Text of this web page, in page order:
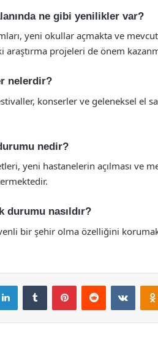
ne gibi yenilikler var?
yeni okullar açmakta ve
araştırma projeleri de önem
nelerdir?
konserler ve geleneksel el
nedir?
yeni hastanelerin açılması ve
durumu nasıldır?
bir şehir olma özelliğini
LinkedInTumblr PinterestReddit